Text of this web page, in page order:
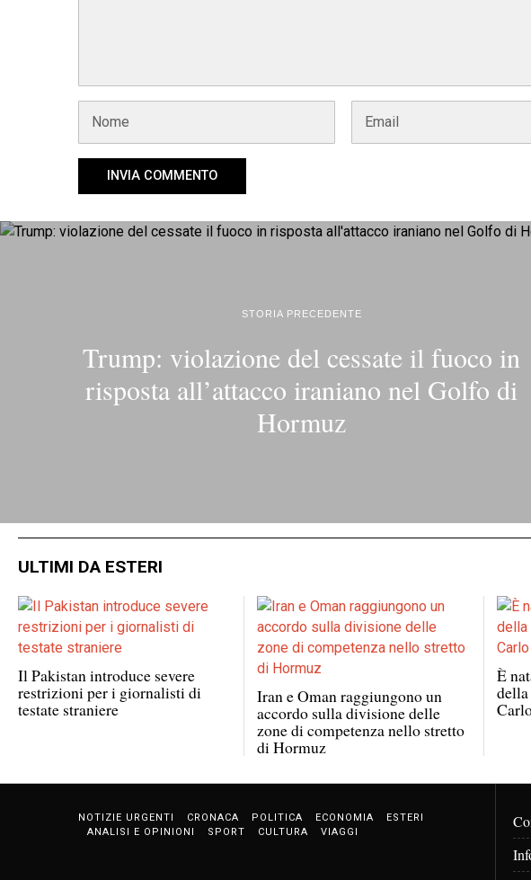
STORIA PRECEDENTE
Trump: violazione del cessate il fuoco in
risposta all’attacco iraniano nel Golfo di
Hormuz
ULTIMI DA ESTERI
Il Pakistan introduce severe
restrizioni per i giornalisti di
testate straniere
Iran e Oman raggiungono un
accordo sulla divisione delle
zone di competenza nello stretto
di Hormuz
È
NOTIZIE URGENTI CRONACA POLITICA ECONOMIA
ESTERI
ANALISI E OPINIONI
SPORT CULTURA VIAGGI